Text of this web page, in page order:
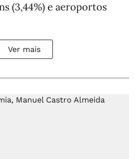
(3,44%) e aeroportos
Ver mais